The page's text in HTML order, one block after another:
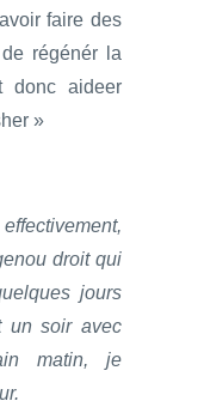
faire des
régénér la
donc aideer
»
droit qui
jours
un soir avec
matin, je